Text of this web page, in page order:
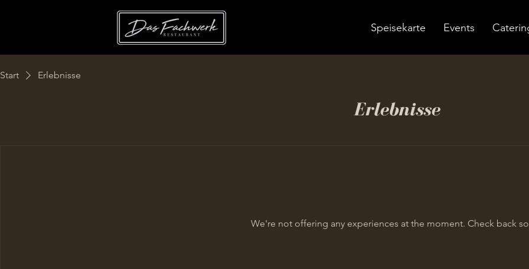
Speisekarte Events
Start Erlebnisse
Erlebnisse
We're not offering any experiences at the moment. Check back